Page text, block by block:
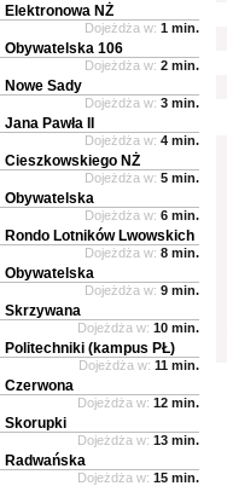
Elektronowa NŻ
Dojeżdża w: 1 min.
Obywatelska 106
Dojeżdża w: 2 min.
Nowe Sady
Dojeżdża w: 3 min.
Jana Pawła II
Dojeżdża w: 4 min.
Cieszkowskiego NŻ
Dojeżdża w: 5 min.
Obywatelska
Dojeżdża w: 6 min.
Rondo Lotników Lwowskich
Dojeżdża w: 8 min.
Obywatelska
Dojeżdża w: 9 min.
Skrzywana
Dojeżdża w: 10 min.
Politechniki (kampus PŁ)
Dojeżdża w: 11 min.
Czerwona
Dojeżdża w: 12 min.
Skorupki
Dojeżdża w: 13 min.
Radwańska
Dojeżdża w: 15 min.